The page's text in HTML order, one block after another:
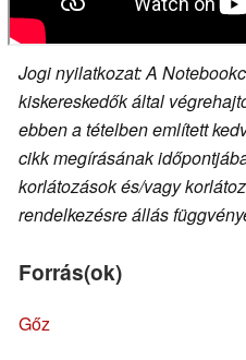
Jogi nyilatkozat: A
kiskereskedők által
ebben a tételben említett
cikk megírásának
korlátozások és/vagy
rendelkezésre állás
Forrás(ok)
Gőz